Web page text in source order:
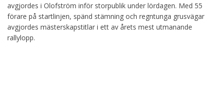
avgjordes i Olofström inför storpublik under lördagen. Med 55
förare på startlinjen, spänd stämning och regntunga grusvägar
avgjordes mästerskapstitlar i ett av årets mest utmanande
rallylopp.